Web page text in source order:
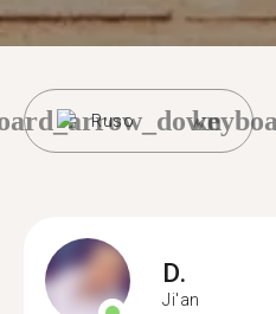
Ruso
D.
Ji'an